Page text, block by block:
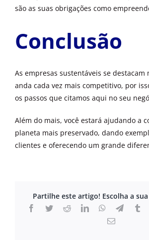
são as suas obrigações como
Conclusão
As empresas sustentáveis se destacam
anda cada vez mais competitivo, por
os passos que citamos aqui no seu
Além do mais, você estará ajudando a
planeta mais preservado, dando
clientes e oferecendo um grande
Partilhe este artigo! Escolha a
Facebook
TwitterRedditLinkedInWhatsApp
Telegram
Email